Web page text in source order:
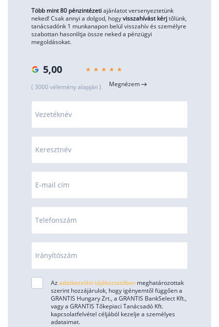
Több mint 80 pénzintézetiajánlatot versenyeztetünk
neked! Csak annyi a dolgod, hogyvisszahívást kérjtőlünk,
tanácsadónk 1 munkanapon belül visszahív és személyre
szabottan hasonlítja össze neked a pénzügyi
megoldásokat.
5,00
( 3000 vélemény alapján ) Megnézem
Vezetéknév
Keresztnév
E-mail cím
Telefonszám
Irányítószám
Az adatkezelési tájékoztatóban meghatározottak
szerint hozzájárulok, hogy igényemtől függően a
GRANTIS Hungary Zrt., a GRANTIS BankSelect Kft.,
vagy a GRANTIS Tőkepiaci Tanácsadó Kft.
kapcsolatfelvétel céljából kezelje a személyes
adataimat.